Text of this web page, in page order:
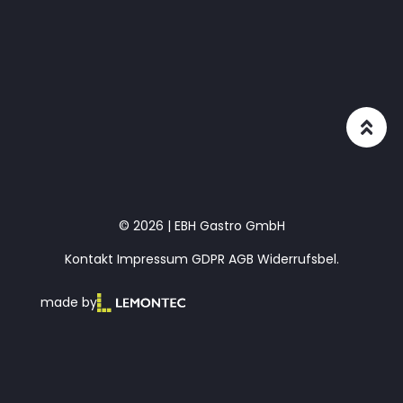
© 2026 | EBH Gastro GmbH
Kontakt Impressum GDPR AGB Widerrufsbel.
made by